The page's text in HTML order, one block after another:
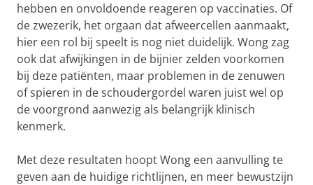
hebben en onvoldoende reageren op vaccinaties. Of
de zwezerik, het orgaan dat afweercellen aanmaakt,
hier een rol bij speelt is nog niet duidelijk. Wong zag
ook dat afwijkingen in de bijnier zelden voorkomen
bij deze patiënten, maar problemen in de zenuwen
of spieren in de schoudergordel waren juist wel op
de voorgrond aanwezig als belangrijk klinisch
kenmerk.
Met deze resultaten hoopt Wong een aanvulling te
geven aan de huidige richtlijnen, en meer bewustzijn